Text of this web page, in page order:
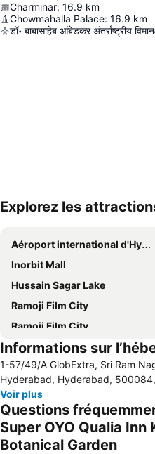
Charminar: 16.9 km
Chowmahalla Palace: 16.9 km
डॉ॰ बाबासाहेब आंबेडकर अंतर्राष्ट्रीय
Explorez les
Aéroport international d'Hyderabad
Inorbit Mall
Hussain Sagar Lake
Ramoji Film City
Ramoji Film City
Fort de Golconda
Informations sur
1-57/49/A GlobExtra, Sri Ram
Hyderabad, Hyderabad,
Voir plus
Questions
Super OYO Qualia Inn
Botanical Garden